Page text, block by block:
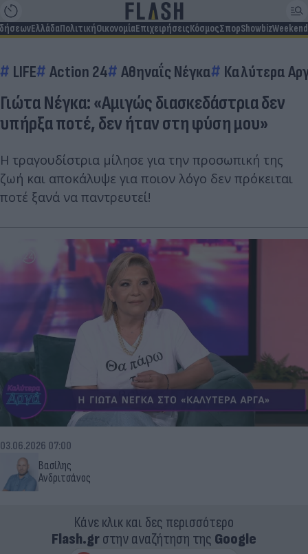
ΕλλάδαΠολιτικήΟικονομίαΕπιχειρήσειςΚόσμοςΣπορShowbizWeekend
LIFE Action 24 Αθηναΐς Νέγκα Καλύτερα
Γιώτα Νέγκα: «Αμιγώς διασκεδάστρια δεν
υπήρξα ποτέ, δεν ήταν στη φύση μου»
Η τραγουδίστρια μίλησε για την προσωπική της
ζωή και αποκάλυψε για ποιον λόγο δεν πρόκειται
ποτέ ξανά να παντρευτεί!
Βασίλης
Ανδριτσάνος
03.06.2026 07:00
Κάνε κλικ και δες περισσότερο
Flash.grστην αναζήτηση της Google